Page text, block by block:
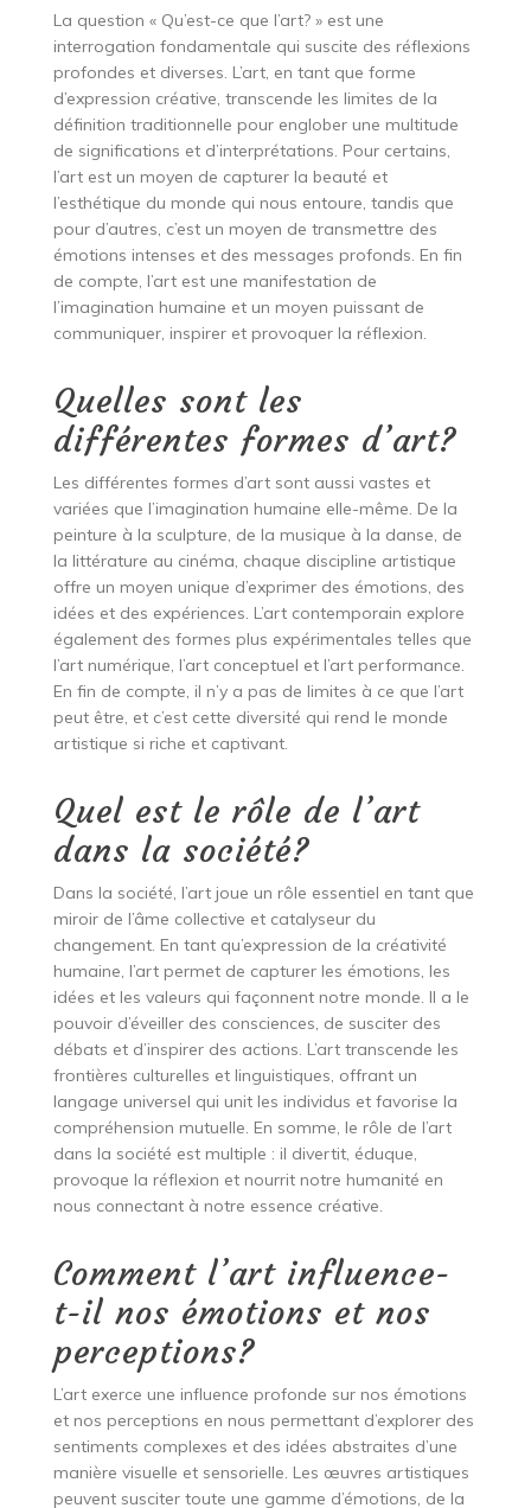
La question « Qu’est-ce que l’art? » est une
interrogation fondamentale qui suscite des réflexions
profondes et diverses. L’art, en tant que forme
d’expression créative, transcende les limites de la
définition traditionnelle pour englober une multitude
de significations et d’interprétations. Pour certains,
l’art est un moyen de capturer la beauté et
l’esthétique du monde qui nous entoure, tandis que
pour d’autres, c’est un moyen de transmettre des
émotions intenses et des messages profonds. En fin
de compte, l’art est une manifestation de
l’imagination humaine et un moyen puissant de
communiquer, inspirer et provoquer la réflexion.
Quelles sont les
différentes formes d’art?
Les différentes formes d’art sont aussi vastes et
variées que l’imagination humaine elle-même. De la
peinture à la sculpture, de la musique à la danse, de
la littérature au cinéma, chaque discipline artistique
offre un moyen unique d’exprimer des émotions, des
idées et des expériences. L’art contemporain explore
également des formes plus expérimentales telles que
l’art numérique, l’art conceptuel et l’art performance.
En fin de compte, il n’y a pas de limites à ce que l’art
peut être, et c’est cette diversité qui rend le monde
artistique si riche et captivant.
Quel est le rôle de l’art
dans la société?
Dans la société, l’art joue un rôle essentiel en tant que
miroir de l’âme collective et catalyseur du
changement. En tant qu’expression de la créativité
humaine, l’art permet de capturer les émotions, les
idées et les valeurs qui façonnent notre monde. Il a le
pouvoir d’éveiller des consciences, de susciter des
débats et d’inspirer des actions. L’art transcende les
frontières culturelles et linguistiques, offrant un
langage universel qui unit les individus et favorise la
compréhension mutuelle. En somme, le rôle de l’art
dans la société est multiple : il divertit, éduque,
provoque la réflexion et nourrit notre humanité en
nous connectant à notre essence créative.
Comment l’art influence-
t-il nos émotions et nos
perceptions?
L’art exerce une influence profonde sur nos émotions
et nos perceptions en nous permettant d’explorer des
sentiments complexes et des idées abstraites d’une
manière visuelle et sensorielle. Les œuvres artistiques
peuvent susciter toute une gamme d’émotions, de la